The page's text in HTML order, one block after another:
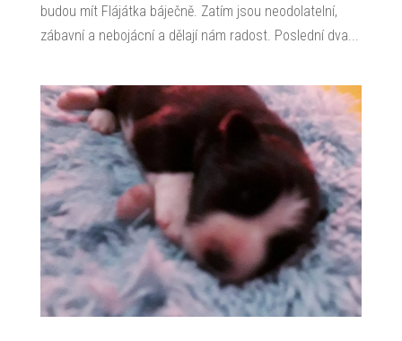
budou mít Flájátka báječně. Zatím jsou neodolatelní,
zábavní a nebojácní a dělají nám radost. Poslední dva...